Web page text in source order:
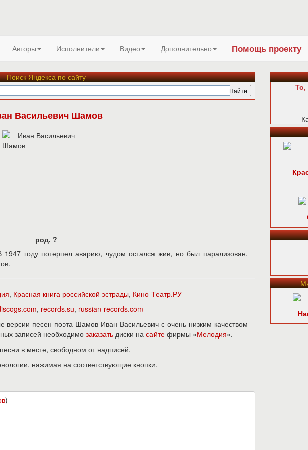
Авторы Исполнители Видео Дополнительно Помощь проекту
Поиск Яндекса по сайту
Васильевич Шамов
род. ?
году потерпел аварию, чудом остался жив, но был парализован.
, Красная книга российской эстрады, Кино-Театр.РУ
, records.su, russian-records.com
песен поэта Шамов Иван Васильевич с очень низким качеством
записей необходимо заказать диски на сайте фирмы «Мелодия».
в месте, свободном от надписей.
нажимая на соответствующие кнопки.
)
То,